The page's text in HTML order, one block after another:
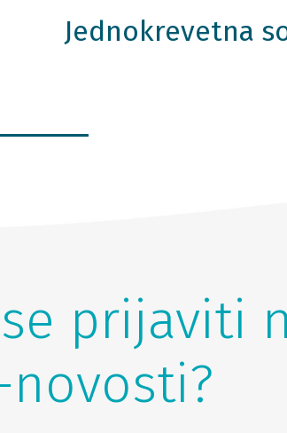
Jednokrevetna
prijaviti
novosti?